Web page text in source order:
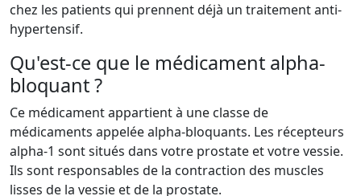
chez les patients qui prennent déjà un traitement anti-
hypertensif.
Qu'est-ce que le médicament alpha-
bloquant ?
Ce médicament appartient à une classe de
médicaments appelée alpha-bloquants. Les récepteurs
alpha-1 sont situés dans votre prostate et votre vessie.
Ils sont responsables de la contraction des muscles
lisses de la vessie et de la prostate.